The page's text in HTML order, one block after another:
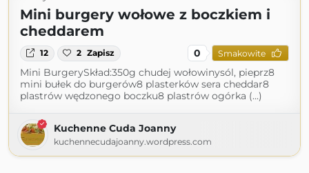
Mini burgery wołowe z boczkiem i
cheddarem
12 2 Zapisz 0 Smakowite
Mini BurgerySkład:350g chudej wołowinysól, pieprz8
mini bułek do burgerów8 plasterków sera cheddar8
plastrów wędzonego boczku8 plastrów ogórka (...)
Kuchenne Cuda Joanny
kuchennecudajoanny.wordpress.com